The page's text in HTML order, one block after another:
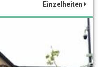
Einzelheiten